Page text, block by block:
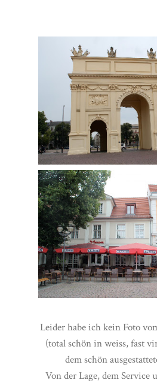
Leider habe ich kein Foto
(total schön in weiss, fast
dem schön
Von der Lage, dem Service